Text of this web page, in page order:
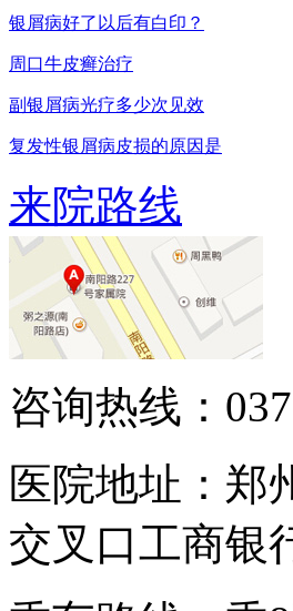
银屑病好了以后有白印？
周口牛皮癣治疗
副银屑病光疗多少次见效
复发性银屑病皮损的原因是
来院路线
咨询热线：
医院地址：郑
交叉口工商银